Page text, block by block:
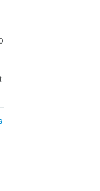
ausentes da
passava
espaço para
redor. O único
chegaria até lá. O
Até a máquina
menor. O layout